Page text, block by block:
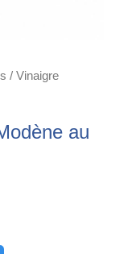
/ Vinaigre
au